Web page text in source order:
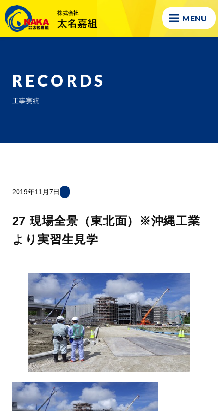
MENU
RECORDS
工事実績
2019年11月7日
27 現場全景（東北面）※沖縄工業
より実習生見学